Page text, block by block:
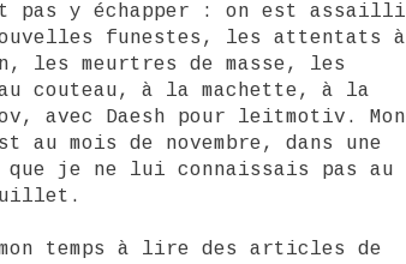
pas y échapper : on est assailli
funestes, les attentats à
les meurtres de masse, les
couteau, à la machette, à la
avec Daesh pour leitmotiv. Mon
au mois de novembre, dans une
je ne lui connaissais pas au
temps à lire des articles de